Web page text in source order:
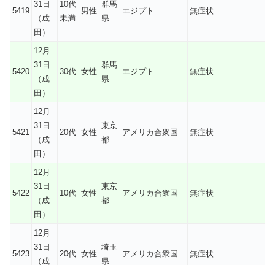
5419
31日
（成
田）
10代
未満
男性
群馬
県
エジプト 無症状
5420
12月
31日
（成
田）
30代 女性
群馬
県
エジプト 無症状
5421
12月
31日
（成
田）
20代 女性
東京
都
アメリカ合衆国 無症状
5422
12月
31日
（成
田）
10代 女性
東京
都
アメリカ合衆国 無症状
5423
12月
31日
（成
20代 女性
埼玉
県
アメリカ合衆国 無症状